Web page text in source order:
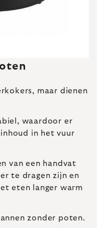
maar dienen
waardoor er
in het vuur
van een handvat
te dragen zijn en
eten langer warm
zonder poten.